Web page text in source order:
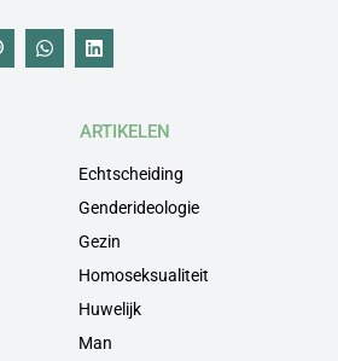
ARTIKELEN
Echtscheiding
Genderideologie
Gezin
Homoseksualiteit
Huwelijk
Man